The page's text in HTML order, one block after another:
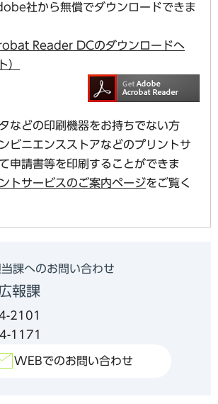
社から無償でダウンロードできま
Reader DCのダウンロードへ
）
などの印刷機器をお持ちでない方
ビニエンスストアなどのプリントサ
申請書等を印刷することができま
トサービスのご案内ページをご覧く
課へのお問い合わせ
報課
2101
1171
WEBでのお問い合わせ